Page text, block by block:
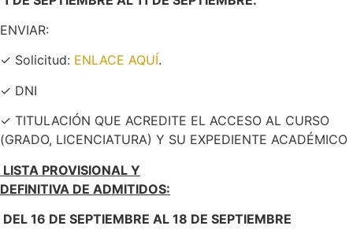
ENVIAR:
✓ Solicitud: ENLACE AQUÍ.
✓ DNI
✓ TITULACIÓN QUE ACREDITE EL ACCESO AL CURSO
(GRADO, LICENCIATURA) Y SU EXPEDIENTE ACADÉMICO
LISTA PROVISIONAL Y
DEFINITIVA DE ADMITIDOS:
DEL 16 DE SEPTIEMBRE AL 18 DE SEPTIEMBRE